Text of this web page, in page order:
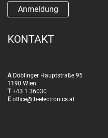
KONTAKT
A Döblinger Hauptstraße 95
1190 Wien
T+43 1 36030
E office@lb-electronics.at